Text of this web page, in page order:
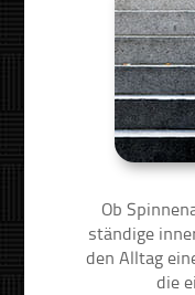
Ob
ständige
den Alltag
die